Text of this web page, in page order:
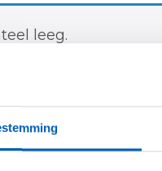
leeg.